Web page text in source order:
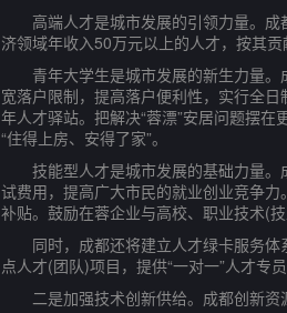
高端人才是城市发展的引领力量。成
济领域年收入50万元以上的人才，按其
青年大学生是城市发展的新生力量。
宽落户限制，提高落户便利性，实行全
年人才驿站。把解决“蓉漂”安居问题摆
“住得上房、安得了家”。
技能型人才是城市发展的基础力量。
试费用，提高广大市民的就业创业竞争
补贴。鼓励在蓉企业与高校、职业技术(
同时，成都还将建立人才绿卡服务体
点人才(团队)项目，提供“一对一”人才专员
二是加强技术创新供给。成都创新资源